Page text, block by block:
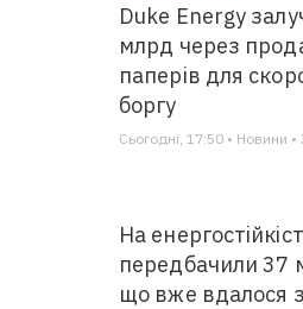
Duke Energy
млрд через
паперів для
боргу
Сьогодні, 17:50 • Новини
На
передбачили 37
що вже вдалося